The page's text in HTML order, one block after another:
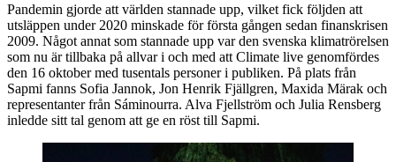
Pandemin gjorde att världen stannade upp, vilket fick följden att
utsläppen under 2020 minskade för första gången sedan finanskrisen
2009. Något annat som stannade upp var den svenska klimatrörelsen
som nu är tillbaka på allvar i och med att Climate live genomfördes
den 16 oktober med tusentals personer i publiken. På plats från
Sapmi fanns Sofia Jannok, Jon Henrik Fjällgren, Maxida Märak och
representanter från Sáminourra. Alva Fjellström och Julia Rensberg
inledde sitt tal genom att ge en röst till Sapmi.